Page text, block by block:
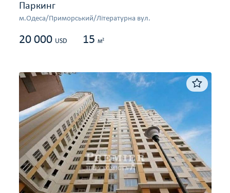
Паркинг
м.Одеса/Приморський/Літературна вул.
20 000 USD 15 м2